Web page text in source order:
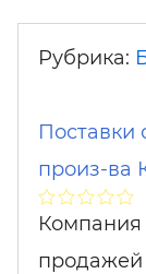
Рубрика:
Поставки
произ-ва
продажей